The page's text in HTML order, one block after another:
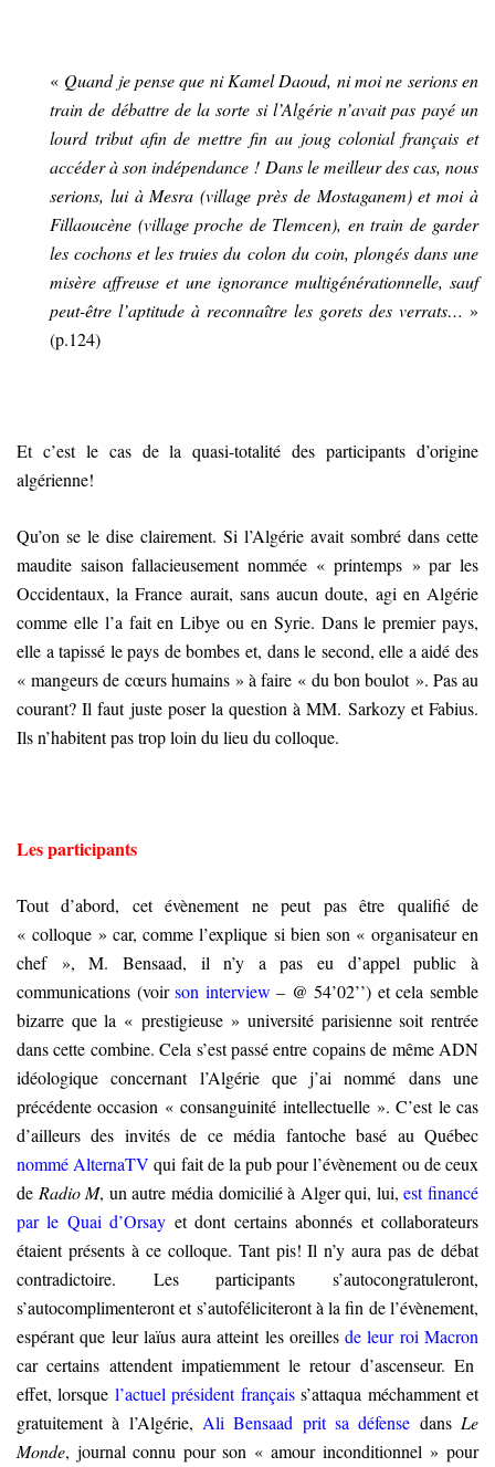
« Quand je pense que ni Kamel Daoud, ni moi ne serions en
train de débattre de la sorte si l’Algérie n’avait pas payé un
lourd tribut afin de mettre fin au joug colonial français et
accéder à son indépendance ! Dans le meilleur des cas, nous
serions, lui à Mesra (village près de Mostaganem) et moi à
Fillaoucène (village proche de Tlemcen), en train de garder
les cochons et les truies du colon du coin, plongés dans une
misère affreuse et une ignorance multigénérationnelle, sauf
peut-être l’aptitude à reconnaître les gorets des verrats… »
(p.124)
Et c’est le cas de la quasi-totalité des participants d’origine
algérienne!
Qu’on se le dise clairement. Si l’Algérie avait sombré dans cette
maudite saison fallacieusement nommée « printemps » par les
Occidentaux, la France aurait, sans aucun doute, agi en Algérie
comme elle l’a fait en Libye ou en Syrie. Dans le premier pays,
elle a tapissé le pays de bombes et, dans le second, elle a aidé des
« mangeurs de cœurs humains » à faire « du bon boulot ». Pas au
courant? Il faut juste poser la question à MM. Sarkozy et Fabius.
Ils n’habitent pas trop loin du lieu du colloque.
Les participants
Tout d’abord, cet évènement ne peut pas être qualifié de
« colloque » car, comme l’explique si bien son « organisateur en
chef », M. Bensaad, il n’y a pas eu d’appel public à
communications (voirson interview– @ 54’02’’) et cela semble
bizarre que la « prestigieuse » université parisienne soit rentrée
dans cette combine. Cela s’est passé entre copains de même ADN
idéologique concernant l’Algérie que j’ai nommé dans une
précédente occasion « consanguinité intellectuelle ». C’est le cas
d’ailleurs des invités de ce média fantoche basé au Québec
nommé AlternaTV qui fait de la pub pour l’évènement ou de ceux
de Radio M, un autre média domicilié à Alger qui, lui,est financé
par le Quai d’Orsay et dont certains abonnés et collaborateurs
étaient présents à ce colloque. Tant pis! Il n’y aura pas de débat
contradictoire. Les participants s’autocongratuleront,
s’autocomplimenteront et s’autoféliciteront à la fin de l’évènement,
espérant que leur laïus aura atteint les oreillesde leur roi Macron
car certains attendent impatiemment le retour d’ascenseur. En
effet, lorsque l’actuel président françaiss’attaqua méchamment et
gratuitement à l’Algérie, Ali Bensaad prit sa défense dansLe
Monde, journal connu pour son « amour inconditionnel » pour